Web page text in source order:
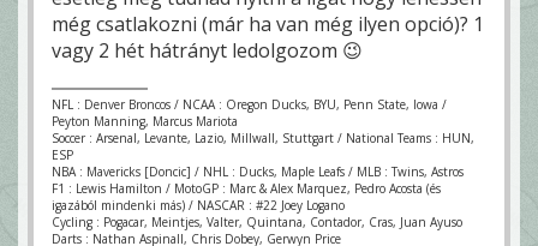
még csatlakozni (már ha van még ilyen opció)? 1
vagy 2 hét hátrányt ledolgozom 😉
NFL : Denver Broncos / NCAA : Oregon Ducks, BYU, Penn State, Iowa /
Peyton Manning, Marcus Mariota
Soccer : Arsenal, Levante, Lazio, Millwall, Stuttgart / National Teams : HUN,
ESP
NBA : Mavericks [Doncic] / NHL : Ducks, Maple Leafs / MLB : Twins, Astros
F1 : Lewis Hamilton / MotoGP : Marc & Alex Marquez, Pedro Acosta (és
igazából mindenki más) / NASCAR : #22 Joey Logano
Cycling : Pogacar, Meintjes, Valter, Quintana, Contador, Cras, Juan Ayuso
Darts : Nathan Aspinall, Chris Dobey, Gerwyn Price